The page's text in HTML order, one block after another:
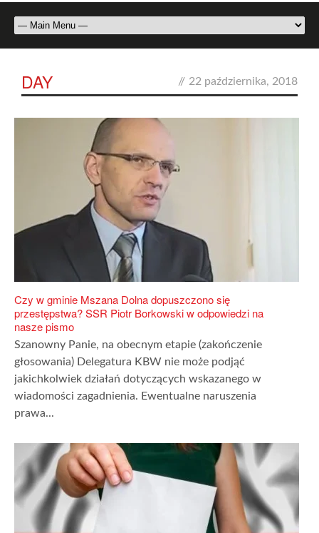
DAY // 22 października, 2018
Czy w gminie Mszana Dolna dopuszczono się
przestępstwa? SSR Piotr Borkowski w odpowiedzi na
nasze pismo
Szanowny Panie, na obecnym etapie (zakończenie
głosowania) Delegatura KBW nie może podjąć
jakichkolwiek działań dotyczących wskazanego w
wiadomości zagadnienia. Ewentualne naruszenia
prawa...